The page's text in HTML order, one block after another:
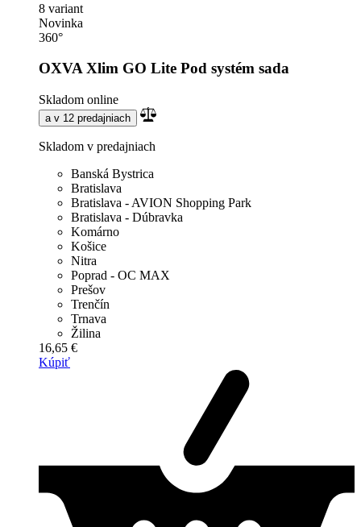
8 variant
Novinka
360°
OXVA Xlim GO Lite Pod systém sada
Skladom online
a v 12 predajniach
Skladom v predajniach
Banská Bystrica
Bratislava
Bratislava - AVION Shopping Park
Bratislava - Dúbravka
Komárno
Košice
Nitra
Poprad - OC MAX
Prešov
Trenčín
Trnava
Žilina
16,65 €
Kúpiť